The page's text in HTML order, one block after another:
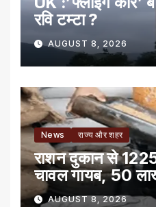
रवि टम्टा ?
AUGUST 8, 2026
News राज्य और शहर
राशन दुकान से
चावल गायब, 50
AUGUST 8, 2026